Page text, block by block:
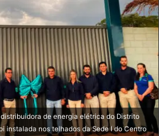
de energia elétrica do Distrito
instalada nos telhados da Sede I do Centro